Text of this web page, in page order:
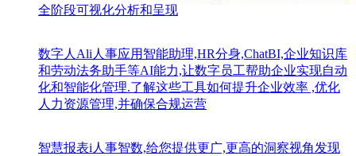
全阶段可视化分析和呈现
数字人Ali人事应用智能助理,HR分身,ChatBI,企业知识库
和劳动法务助手等AI能力,让数字员工帮助企业实现自动
化和智能化管理.了解这些工具如何提升企业效率 ,优化
人力资源管理,并确保合规运营
智慧报表i人事智数,给您提供更广,更高的洞察视角发现